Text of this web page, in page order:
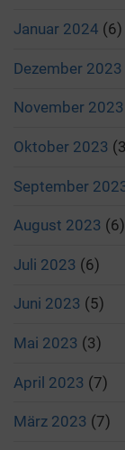
Januar 2024 (6)
Dezember 2023
November 2023
Oktober 2023
September
August 2023 (6)
Juli 2023 (6)
Juni 2023 (5)
Mai 2023 (3)
April 2023 (7)
März 2023 (7)